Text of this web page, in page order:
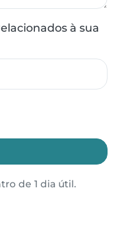
à sua
de 1 dia útil.